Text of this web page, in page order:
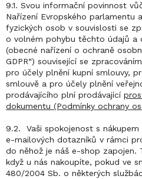
9.1. Svou informační povinnost
Nařízení Evropského parlamentu
fyzických osob v souvislosti se
o volném pohybu těchto údajů a
(obecné nařízení o ochraně
GDPR“) související se
pro účely plnění kupní smlouvy,
smlouvě a pro účely plnění
prodávajícího plní prodávající
dokumentu (Podmínky ochrany
9.2. Vaši spokojenost s
e-mailových dotazníků v rámci
do něhož je náš e-shop zapojen.
když u nás nakoupíte, pokud ve
480/2004 Sb. o některých